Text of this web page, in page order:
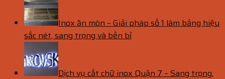
Inox ăn mòn – Giải pháp số 1 làm bảng hiệu
sắc nét, sang trọng và bền bỉ
Dịch vụ cắt chữ inox Quận 7 – Sang trọng,